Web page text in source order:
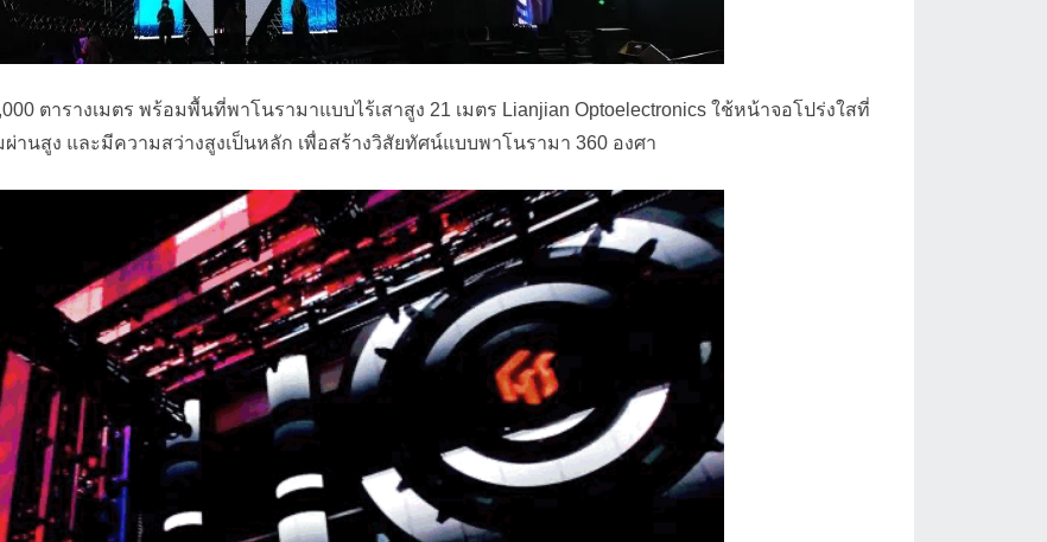
ตารางเมตร พร้อมพื้นที่พาโนรามาแบบไร้เสาสูง 21 เมตร Lianjian Optoelectronics ใช้หน้าจอโปร่งใสที่
านสูง และมีความสว่างสูงเป็นหลัก เพื่อสร้างวิสัยทัศน์แบบพาโนรามา 360 องศา